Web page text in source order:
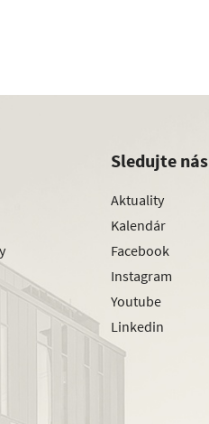
Sledujte nás
Aktuality
Kalendár
Facebook
Instagram
Youtube
Linkedin